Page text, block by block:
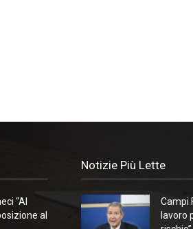
“Al
al
Notizie Più Lette
Campi
lavoro